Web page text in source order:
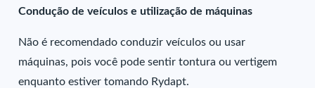
Condução de veículos e utilização de máquinas
Não é recomendado conduzir veículos ou usar
máquinas, pois você pode sentir tontura ou vertigem
enquanto estiver tomando Rydapt.